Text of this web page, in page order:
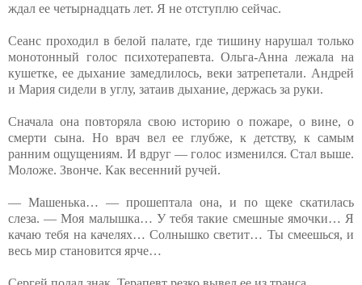
ждал ее четырнадцать лет. Я не отступлю сейчас.
Сеанс проходил в белой палате, где тишину нарушал только
монотонный голос психотерапевта. Ольга-Анна лежала на
кушетке, ее дыхание замедлилось, веки затрепетали. Андрей
и Мария сидели в углу, затаив дыхание, держась за руки.
Сначала она повторяла свою историю о пожаре, о вине, о
смерти сына. Но врач вел ее глубже, к детству, к самым
ранним ощущениям. И вдруг — голос изменился. Стал выше.
Моложе. Звонче. Как весенний ручей.
— Машенька… — прошептала она, и по щеке скатилась
слеза. — Моя малышка… У тебя такие смешные ямочки… Я
качаю тебя на качелях… Солнышко светит… Ты смеешься, и
весь мир становится ярче…